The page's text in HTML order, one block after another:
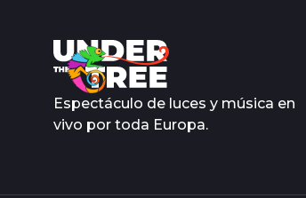
Espectáculo de luces y música en
vivo por toda Europa.